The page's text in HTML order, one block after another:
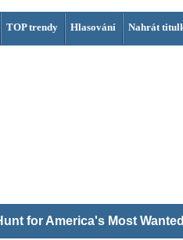
TOP trendy Hlasování Nahrát
for America's Most